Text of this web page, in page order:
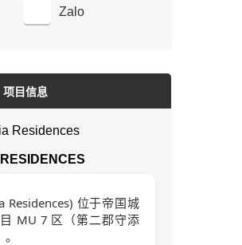
Zalo
项目信息
Residences) 位于帝国城
MU 7 区（第二郡守添